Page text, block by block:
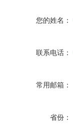
您的姓名：
联系电话：
常用邮箱：
省份：